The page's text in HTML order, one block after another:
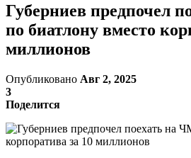
Губерниев предпочел
по биатлону вместо
миллионов
Опубликовано Авг 2, 2025
3
Поделится